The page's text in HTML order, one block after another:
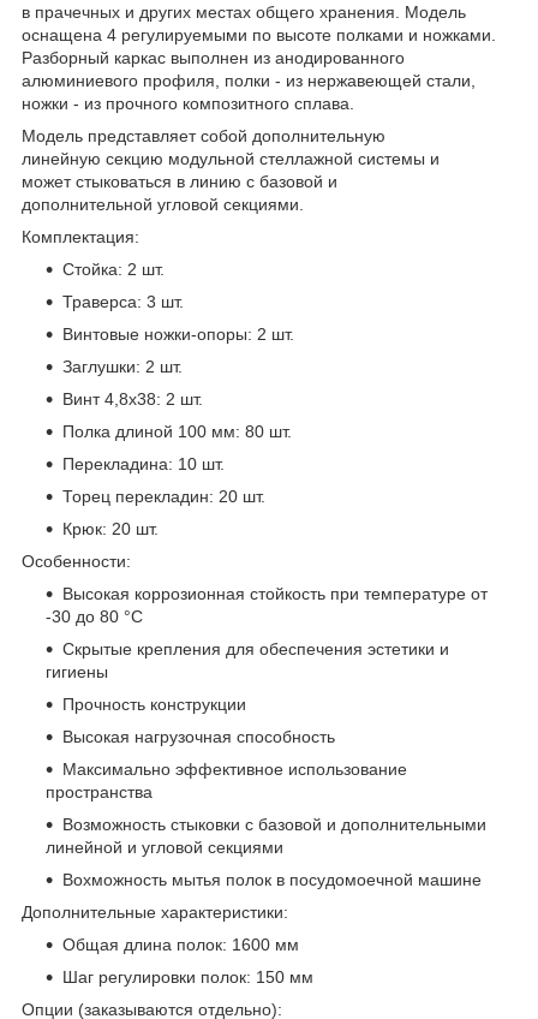
в прачечных и других местах общего хранения. Модель
оснащена 4 регулируемыми по высоте полками и ножками.
Разборный каркас выполнен из анодированного
алюминиевого профиля, полки - из нержавеющей стали,
ножки - из прочного композитного сплава.
Модель представляет собой дополнительную
линейную секцию модульной стеллажной системы и
может стыковаться в линию с базовой и
дополнительной угловой секциями.
Комплектация:
Стойка: 2 шт.
Траверса: 3 шт.
Винтовые ножки-опоры: 2 шт.
Заглушки: 2 шт.
Винт 4,8x38: 2 шт.
Полка длиной 100 мм: 80 шт.
Перекладина: 10 шт.
Торец перекладин: 20 шт.
Крюк: 20 шт.
Особенности:
Высокая коррозионная стойкость при температуре от
-30 до 80 °С
Скрытые крепления для обеспечения эстетики и
гигиены
Прочность конструкции
Высокая нагрузочная способность
Максимально эффективное использование
пространства
Возможность стыковки с базовой и дополнительными
линейной и угловой секциями
Вохможность мытья полок в посудомоечной машине
Дополнительные характеристики:
Общая длина полок: 1600 мм
Шаг регулировки полок: 150 мм
Опции (заказываются отдельно):